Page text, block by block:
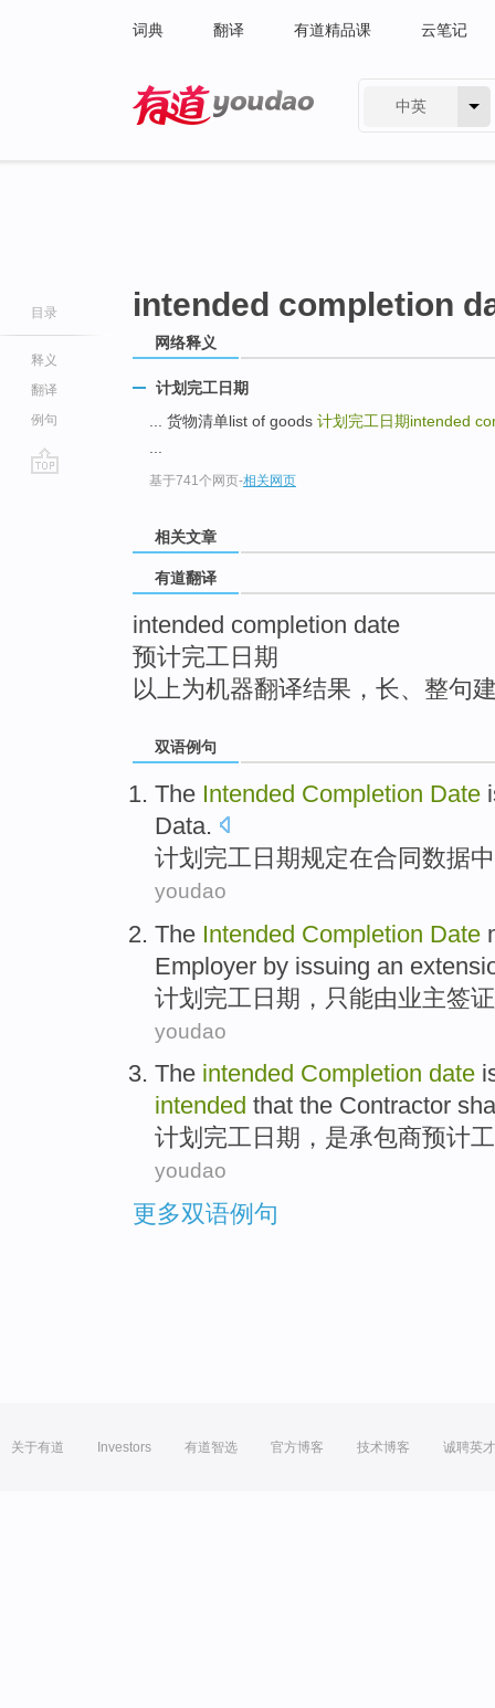
词典 翻译 有道精品课 云笔记
中英
目录
释义
翻译
例句
intended completion
网络释义
计划完工日期
... 货物清单list of goods 计划完工日期intended
基于741个网页-相关网页
相关文章
有道翻译
intended completion date
预计完工日期
以上为机器翻译结果，长、整句
双语例句
The Intended Completion Date
Data.
计划 完工 日期规定在合同数据
youdao
The Intended Completion Date
Employer by issuing an
计划 完工 日期 ， 只能由业主签证
youdao
The intended Completion date
intended that the Contractor
计划 完工 日期 ， 是承包商预计
youdao
更多双语例句
关于有道 Investors 有道智选 官方博客 技术博客 诚聘英才